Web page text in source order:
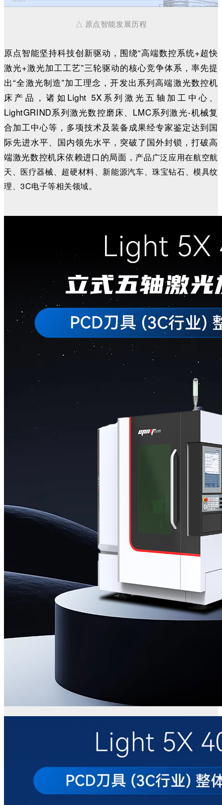
△ 原点智能发展历程
原点智能坚持科技创新驱动，围绕“高端数控系统+超快
激光+激光加工工艺”三轮驱动的核心竞争体系，率先提
出“全激光制造”加工理念，开发出系列高端激光数控机
床产品，诸如Light 5X系列激光五轴加工中心、
LightGRIND系列激光数控磨床、LMC系列激光-机械复
合加工中心等，多项技术及装备成果经专家鉴定达到国
际先进水平、国内领先水平，突破了国外封锁，打破高
端激光数控机床依赖进口的局面， 产品广泛应用在航空航
天、医疗器械、超硬材料、新能源汽车、珠宝钻石、模具纹
理、3C电子等相关领域。